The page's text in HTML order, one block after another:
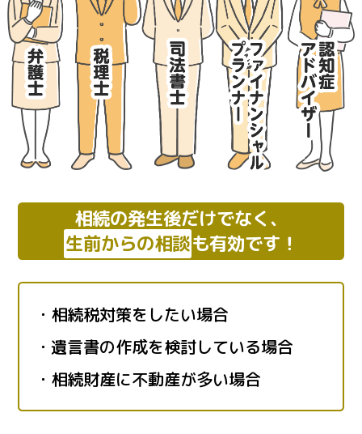
相続の発生後だけでなく、
生前からの相談も有効です！
・相続税対策をしたい場合
・遺言書の作成を検討している場合
・相続財産に不動産が多い場合